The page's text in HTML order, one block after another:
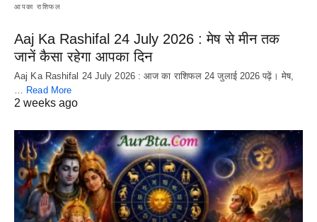
आपका राशिफल
Aaj Ka Rashifal 24 July 2026 : मेष से मीन तक
जानें कैसा रहेगा आपका दिन
Aaj Ka Rashifal 24 July 2026 : आज का राशिफल 24 जुलाई 2026 पढ़ें। मेष,
… Read More
2 weeks ago